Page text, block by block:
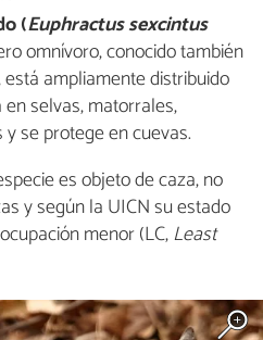
(Euphractus sexcintus
omnívoro, conocido también
está ampliamente distribuido
selvas, matorrales,
se protege en cuevas.
es objeto de caza, no
y según la UICN su estado
menor (LC,Least